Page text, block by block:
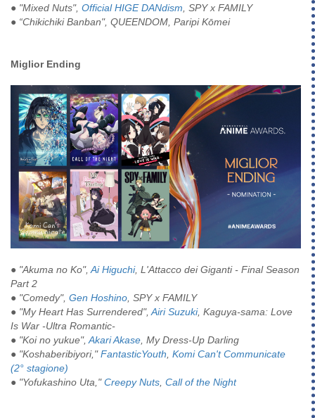
● "Mixed Nuts", Official HIGE DANdism , SPY x FAMILY
● “Chikichiki Banban", QUEENDOM, Paripi Kōmei
Miglior Ending
● "Akuma no Ko", Ai Higuchi, L'Attacco dei Giganti - Final Season
Part 2
● "Comedy", Gen Hoshino , SPY x FAMILY
● "My Heart Has Surrendered", Airi Suzuki, Kaguya-sama: Love
Is War -Ultra Romantic-
● "Koi no yukue", Akari Akase , My Dress-Up Darling
● "Koshaberibiyori,"FantasticYouth Komi Can't Communicate
(2° stagione)
● "Yofukashino Uta,"Creepy Nuts Call of the Night